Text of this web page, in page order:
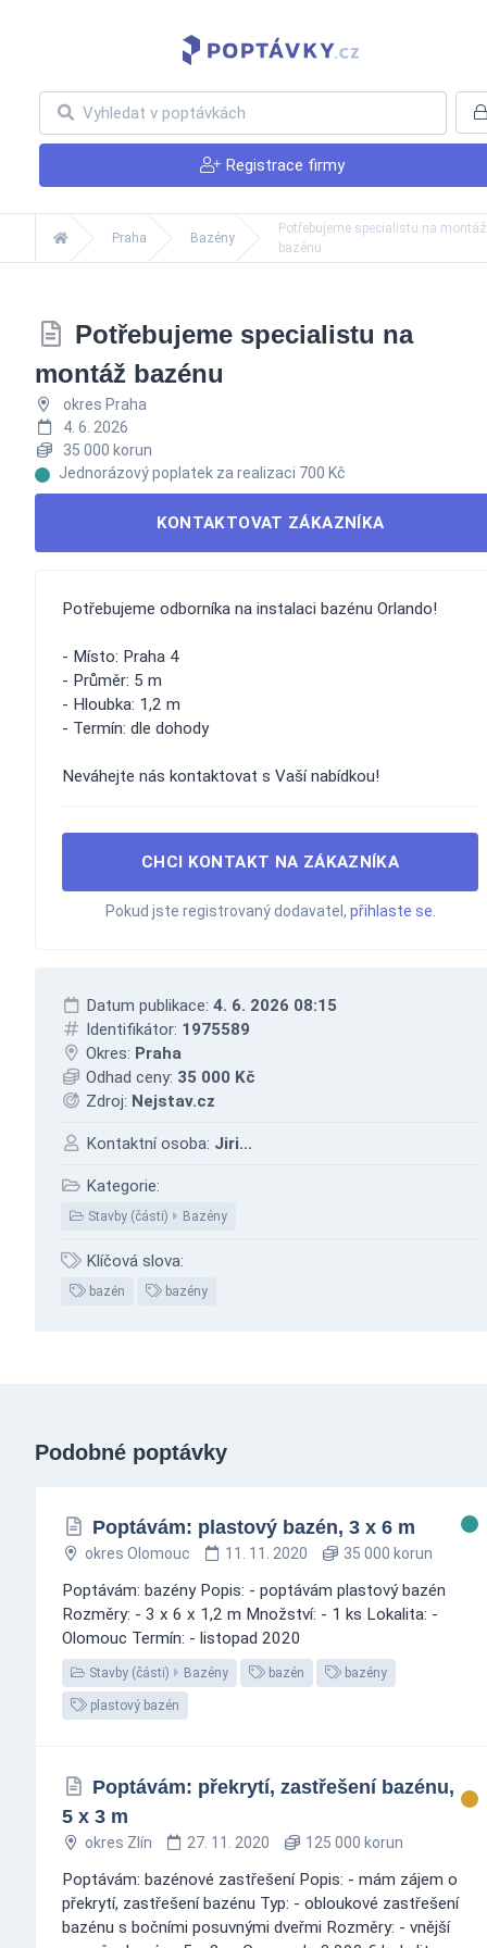
Registrace firmy
Praha Bazény
Potřebujeme specialistu na montáž
bazénu
Potřebujeme specialistu na
montáž bazénu
okres Praha
4. 6. 2026
35 000 korun
Jednorázový poplatek za realizaci 700 Kč
KONTAKTOVAT ZÁKAZNÍKA
Potřebujeme odborníka na instalaci bazénu Orlando!
- Místo: Praha 4
- Průměr: 5 m
- Hloubka: 1,2 m
- Termín: dle dohody
Neváhejte nás kontaktovat s Vaší nabídkou!
CHCI KONTAKT NA ZÁKAZNÍKA
Pokud jste registrovaný dodavatel, přihlaste se
Datum publikace: 4. 6. 2026 08:15
Identifikátor: 1975589
Okres: Praha
Odhad ceny: 35 000 Kč
Zdroj: Nejstav.cz
Kontaktní osoba: Jiri...
Kategorie:
Stavby (části) Bazény
Klíčová slova:
bazén bazény
Podobné poptávky
Poptávám: plastový bazén, 3 x 6 m
okres Olomouc 11. 11. 2020 35 000 korun
Poptávám: bazény Popis: - poptávám plastový bazén
Rozměry: - 3 x 6 x 1,2 m Množství: - 1 ks Lokalita: -
Olomouc Termín: - listopad 2020
Stavby (části) Bazény bazén bazény
plastový bazén
Poptávám: překrytí, zastřešení bazénu,
5 x 3 m
okres Zlín 27. 11. 2020 125 000 korun
Poptávám: bazénové zastřešení Popis: - mám zájem o
překrytí, zastřešení bazénu Typ: - obloukové zastřešení
bazénu s bočními posuvnými dveřmi Rozměry: - vnější